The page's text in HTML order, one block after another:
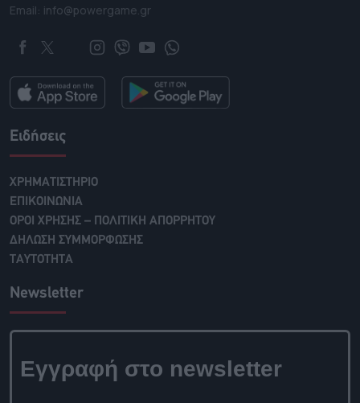
Email: info@powergame.gr
Ειδήσεις
ΧΡΗΜΑΤΙΣΤΗΡΙΟ
ΕΠΙΚΟΙΝΩΝΙΑ
ΟΡΟΙ ΧΡΗΣΗΣ – ΠΟΛΙΤΙΚΗ ΑΠΟΡΡΗΤΟΥ
ΔΗΛΩΣΗ ΣΥΜΜΟΡΦΩΣΗΣ
ΤΑΥΤΟΤΗΤΑ
Newsletter
Εγγραφή στο